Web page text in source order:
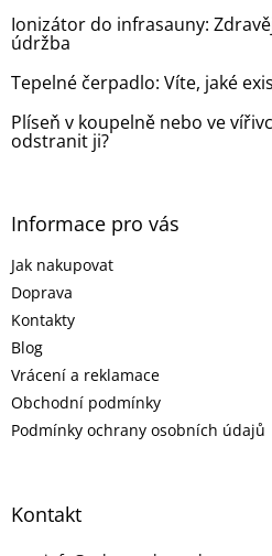
Ionizátor do infrasauny:
údržba
Tepelné čerpadlo: Víte, jaké
Plíseň v koupelně nebo ve
odstranit ji?
Informace pro vás
Jak nakupovat
Doprava
Kontakty
Blog
Vrácení a reklamace
Obchodní podmínky
Podmínky ochrany osobních údajů
Kontakt